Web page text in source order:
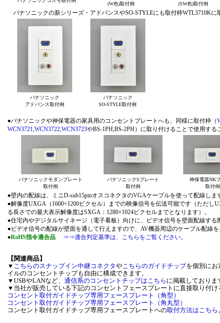
(W色)取付例
(SW色)取付例
パナソニックの新シリーズ・アドバンスやSO-STYLEにも取付枠WTL3710Kに
パナソニック
アドバンス取付例
パナソニック
SO-STYLE取付例
●パナソニックや神保電器の家具用のコンセントプレートへも、同様に取付枠（
WCN3721 WCN3722 WCN3723やBS-1PH,BS-2PH）に取り付けることで使用する
パナソニックモダンプレート
取付例
パナソニックSプレート
取付例
神保電器NK
取付例
●壁内の配線は、ミニD-sub15pinオスコネクタのVGAケーブルを使って配線しま
●解像度UXGA（1600×1200ピクセル）までの映像信号を伝送可能です（ただし
る長さでの最大表示解像度はSXGA：1280×1024ピクセルまでとなります）。
●住宅内やデジタルサイネージ（電子看板）向けに、ビデオ信号を壁面配線す
●ビデオ信号の配線が壁面を通して行えますので、AV機器周辺のケーブル配線
●RoHS指令適合品 ⇒⇒適合判定基準は、こちらをご覧ください。
【関連商品】
▼ こちらのスナップイン中継コネクタや こちらのガイドチップを個別にお
イルのコンセントチップも自由に構成できます。
▼USBやLANなど、 通信系のコンセントチップはこちら に掲載しておりま
▼当社が販売している下記のコンセントフェースプレートに直接取り付
コンセント取付ガイドチップ専用フェースプレート（角型）
コンセント取付ガイドチップ専用フェースプレート（角丸型）
コンセント取付ガイドチップ専用フェースプレートへの取付方法はこちら